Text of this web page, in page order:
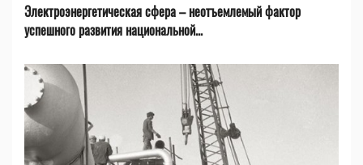
Электроэнергетическая сфера – неотъемлемый фактор
успешного развития национальной...